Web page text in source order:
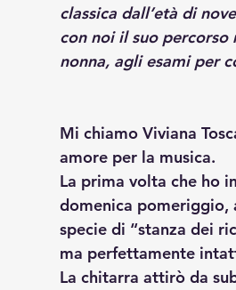
classica dall’età di
con noi il suo
nonna, agli esami per
Mi chiamo Viviana
amore per la musica.
La prima volta che ho
domenica pomeriggio,
specie di “stanza dei
ma perfettamente
La chitarra attirò da